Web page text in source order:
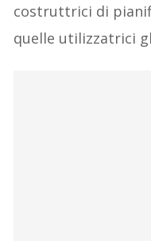
costruttrici di
quelle utilizzatrici